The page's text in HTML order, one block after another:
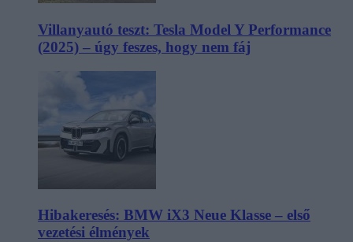
Villanyautó teszt: Tesla Model Y Performance
(2025) – úgy feszes, hogy nem fáj
Hibakeresés: BMW iX3 Neue Klasse – első
vezetési élmények